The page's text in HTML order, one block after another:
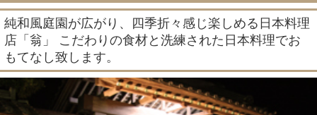
純和風庭園が広がり、四季折々感じ楽しめる日本料理
店「翁」 こだわりの食材と洗練された日本料理でお
もてなし致します。